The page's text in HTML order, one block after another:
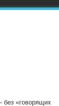
без «говорящих